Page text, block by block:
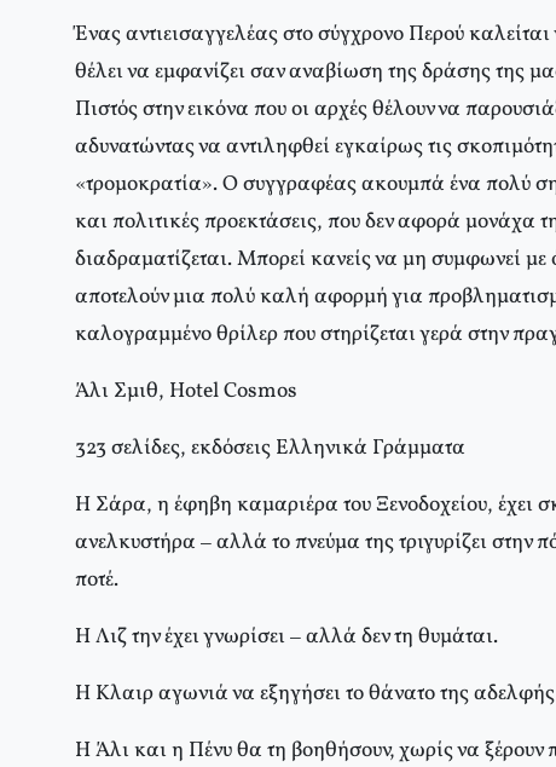
Ένας αντιεισαγγελέας στο σύγχρονο Περού
θέλει να εμφανίζει σαν αναβίωση της δράσης της
Πιστός στην εικόνα που οι αρχές θέλουν να
αδυνατώντας να αντιληφθεί εγκαίρως τις
«τρομοκρατία». O συγγραφέας ακουμπά ένα πολύ
και πολιτικές προεκτάσεις, που δεν αφορά μονάχα
διαδραματίζεται. Mπορεί κανείς να μη συμφωνεί
αποτελούν μια πολύ καλή αφορμή για
καλογραμμένο θρίλερ που στηρίζεται γερά στην
Άλι Σμιθ, Hotel Cosmos
323 σελίδες, εκδόσεις Eλληνικά Γράμματα
H Σάρα, η έφηβη καμαριέρα του Ξενοδοχείου, έχει
ανελκυστήρα – αλλά το πνεύμα της τριγυρίζει στην
ποτέ.
H Λιζ την έχει γνωρίσει – αλλά δεν τη θυμάται.
H Kλαιρ αγωνιά να εξηγήσει το θάνατο της
H Άλι και η Πένυ θα τη βοηθήσουν, χωρίς να ξέρουν